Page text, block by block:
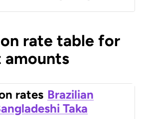
rate table for
rates Brazilian
Taka